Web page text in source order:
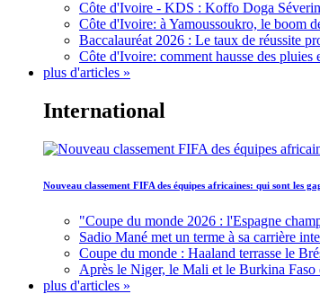
Côte d'Ivoire - KDS : Koffo Doga
Côte d'Ivoire: à Yamoussoukro, le boom
Baccalauréat 2026 : Le taux de réussite
Côte d'Ivoire: comment hausse des
plus d'articles »
International
Nouveau classement FIFA des équipes africaines: qui sont les
"Coupe du monde 2026 : l'Espagne
Sadio Mané met un terme à sa carrière
Coupe du monde : Haaland terrasse le
Après le Niger, le Mali et le Burkina Faso
plus d'articles »